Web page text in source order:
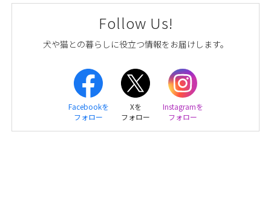
Follow Us!
犬や猫との暮らしに役立つ情報をお届けします。
Facebookを
フォロー
Xを
フォロー
Instagramを
フォロー